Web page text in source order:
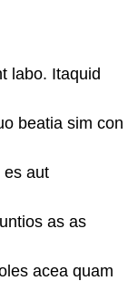
labo. Itaquid
beatia sim con
es aut
as as
acea quam